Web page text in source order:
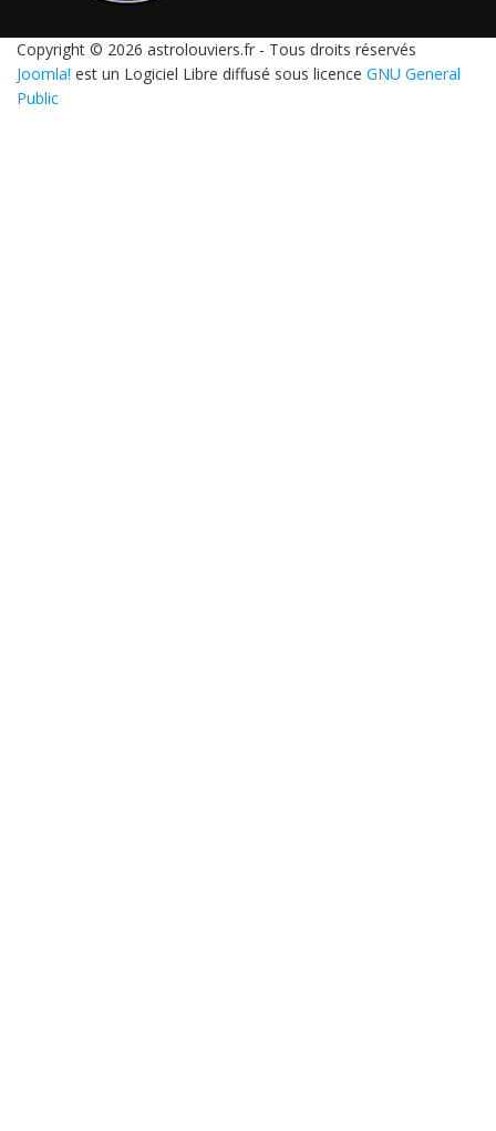
Copyright © 2026 astrolouviers.fr - Tous droits réservés
Joomla! est un Logiciel Libre diffusé sous licence GNU General
Public